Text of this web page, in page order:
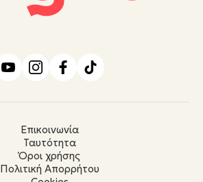
Επικοινωνία
Ταυτότητα
Όροι χρήσης
Πολιτική Απορρήτου